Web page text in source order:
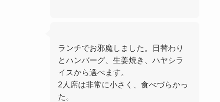
ランチでお邪魔しました。日替わり
とハンバーグ、生姜焼き、ハヤシラ
イスから選べます。
2人席は非常に小さく、食べづらかっ
た。